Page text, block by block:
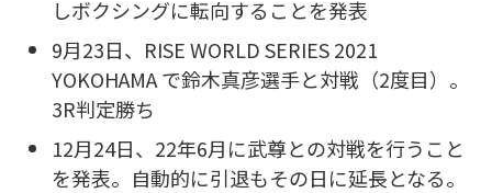
しボクシングに転向することを発表
9月23日、RISE WORLD SERIES 2021
YOKOHAMA で鈴木真彦選手と対戦（2度目）。
3R判定勝ち
12月24日、22年6月に武尊との対戦を行うこと
を発表。自動的に引退もその日に延長となる。